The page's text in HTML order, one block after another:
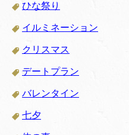
ひな祭り
イルミネーション
クリスマス
デートプラン
バレンタイン
七夕